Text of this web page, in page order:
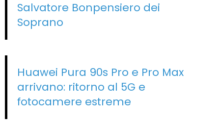
Salvatore Bonpensiero dei
Soprano
Huawei Pura 90s Pro e Pro Max
arrivano: ritorno al 5G e
fotocamere estreme